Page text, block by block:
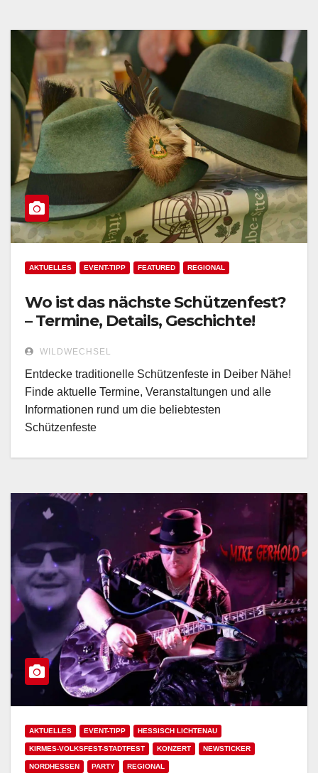
AKTUELLES EVENT-TIPP FEATURED REGIONAL
Wo ist das nächste Schützenfest?
– Termine, Details, Geschichte!
WILDWECHSEL
Entdecke traditionelle Schützenfeste in Deiber Nähe!
Finde aktuelle Termine, Veranstaltungen und alle
Informationen rund um die beliebtesten
Schützenfeste
AKTUELLES EVENT-TIPP HESSISCH LICHTENAU
KIRMES-VOLKSFEST-STADTFEST KONZERT NEWSTICKER
NORDHESSEN PARTY REGIONAL